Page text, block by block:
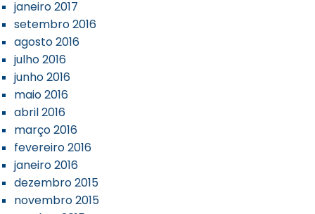
janeiro 2017
setembro 2016
agosto 2016
julho 2016
junho 2016
maio 2016
abril 2016
março 2016
fevereiro 2016
janeiro 2016
dezembro 2015
novembro 2015